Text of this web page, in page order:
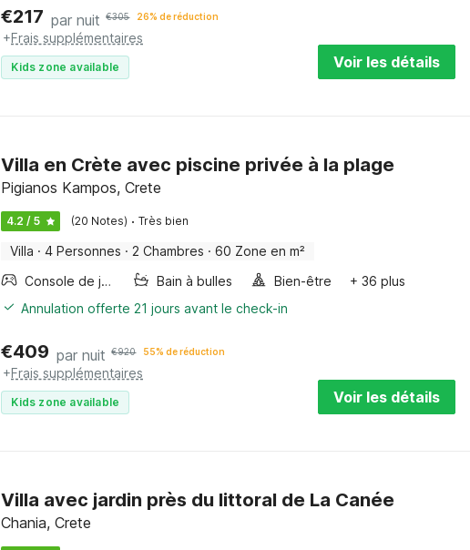
€217 par nuit €305 26% de réduction
+Frais supplémentaires
Kids zone available Voir les détails
Villa en Crète avec piscine privée à la plage
Pigianos Kampos, Crete
4.2 / 5 (20 Notes) · Très bien
Villa · 4 Personnes · 2 Chambres · 60 Zone en m²
Console de jeux
Bain à bulles Bien-être
+ 36 plus
Annulation offerte 21 jours avant le check-in
€409 par nuit €920 55% de réduction
+Frais supplémentaires
Kids zone available Voir les détails
Villa avec jardin près du littoral de La Canée
Chania, Crete